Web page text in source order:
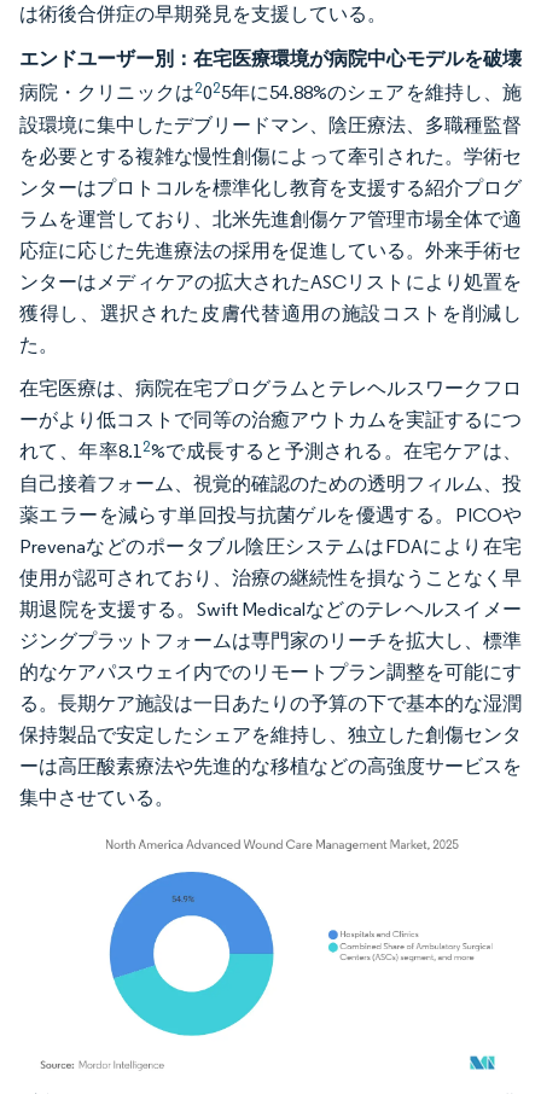
は術後合併症の早期発見を支援している。
エンドユーザー別：在宅医療環境が病院中心モデルを破壊
病院・クリニックは2025年に54.88%のシェアを維持し、施
設環境に集中したデブリードマン、陰圧療法、多職種監督
を必要とする複雑な慢性創傷によって牽引された。学術セ
ンターはプロトコルを標準化し教育を支援する紹介プログ
ラムを運営しており、北米先進創傷ケア管理市場全体で適
応症に応じた先進療法の採用を促進している。外来手術セ
ンターはメディケアの拡大されたASCリストにより処置を
獲得し、選択された皮膚代替適用の施設コストを削減し
た。
在宅医療は、病院在宅プログラムとテレヘルスワークフロ
ーがより低コストで同等の治癒アウトカムを実証するにつ
れて、年率8.12%で成長すると予測される。在宅ケアは、
自己接着フォーム、視覚的確認のための透明フィルム、投
薬エラーを減らす単回投与抗菌ゲルを優遇する。PICOや
Prevenaなどのポータブル陰圧システムはFDAにより在宅
使用が認可されており、治療の継続性を損なうことなく早
期退院を支援する。Swift Medicalなどのテレヘルスイメー
ジングプラットフォームは専門家のリーチを拡大し、標準
的なケアパスウェイ内でのリモートプラン調整を可能にす
る。長期ケア施設は一日あたりの予算の下で基本的な湿潤
保持製品で安定したシェアを維持し、独立した創傷センタ
ーは高圧酸素療法や先進的な移植などの高強度サービスを
集中させている。